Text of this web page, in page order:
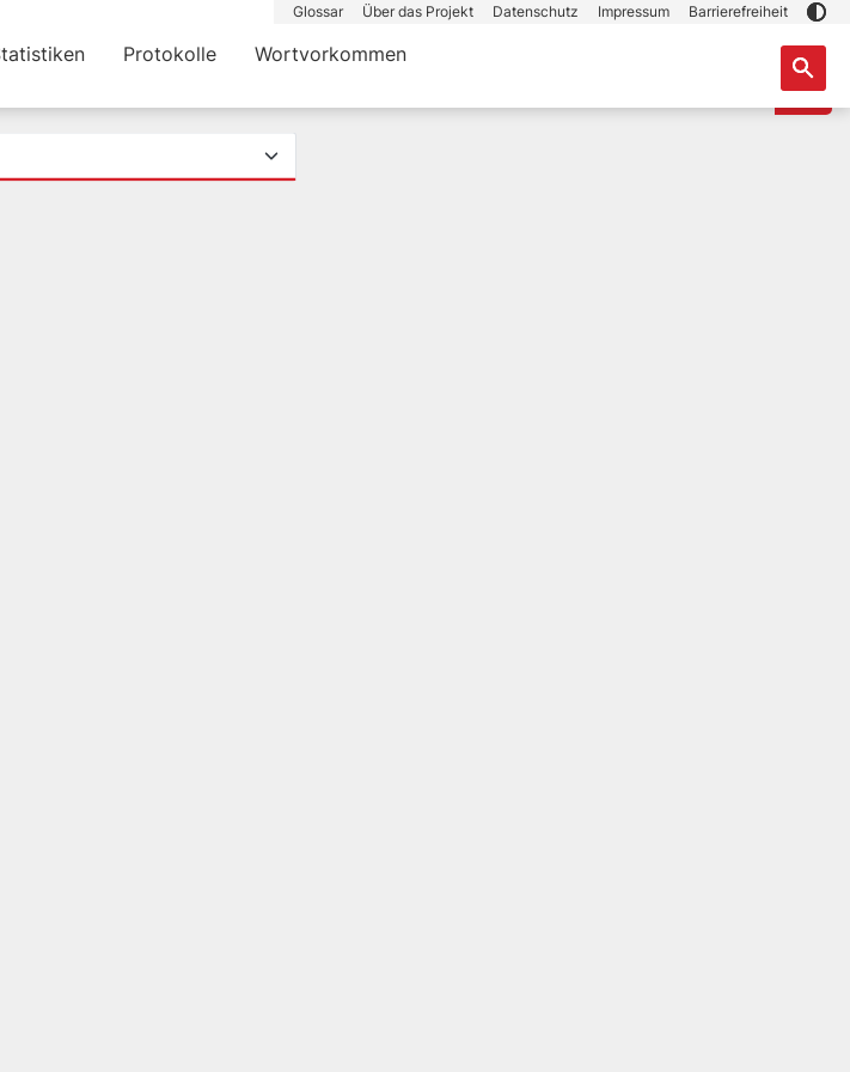
Glossar Über das Projekt Datenschutz Impressum Barrierefreiheit
Protokolle Wortvorkommen